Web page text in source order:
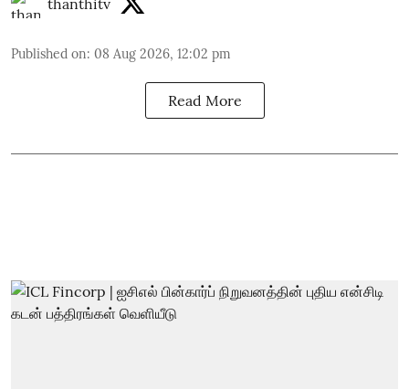
thanthitv
Published on: 08 Aug 2026, 12:02 pm
Read More